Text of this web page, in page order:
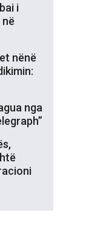
i
nënë
nga